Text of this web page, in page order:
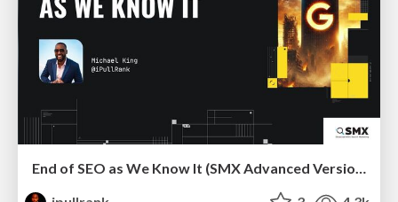
End of SEO as We Know It (SMX Advanced Version)